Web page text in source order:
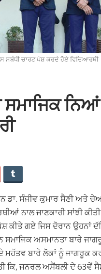
ਸਬੰਧੀ ਚਾਰਟ ਪੇਸ਼ ਕਰਦੇ ਹੋਏ ਵਿਦਿਆਰਥੀ
ਡਾ. ਸੰਜੀਵ ਕੁਮਾਰ ਸੈਣੀ ਅਤੇ
ਨਾਲ ਜਾਣਕਾਰੀ ਸਾਂਝੀ
ਗਏ ਜਿਸ ਦੋਰਾਨ ਉਹਨਾਂ
ਅਸਮਾਨਤਾ ਬਾਰੇ
ਮਹੱਤਵ ਬਾਰੇ ਲੋਕਾਂ ਨੂੰ ਜਾਗਰੂਕ
ਕਿ, ਜਨਰਲ ਅਸੈਂਬਲੀ ਦੇ 63ਵੇਂ